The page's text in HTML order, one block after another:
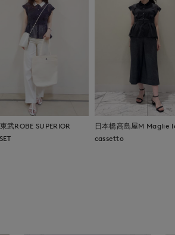
武ROBE SUPERIOR
日本橋高島屋M Maglie
cassetto